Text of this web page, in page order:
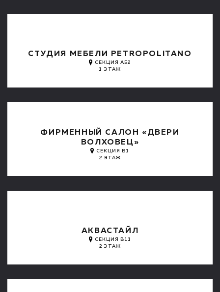
СТУДИЯ МЕБЕЛИ PETROPOLITANO
СЕКЦИЯ А52
1 ЭТАЖ
ФИРМЕННЫЙ САЛОН «ДВЕРИ
ВОЛХОВЕЦ»
СЕКЦИЯ B1
2 ЭТАЖ
АКВАСТАЙЛ
СЕКЦИЯ B11
2 ЭТАЖ